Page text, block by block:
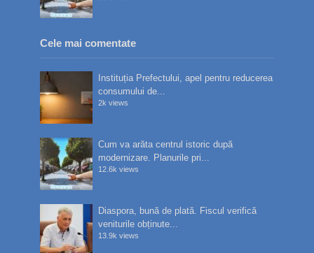
Cele mai comentate
Instituția Prefectului, apel pentru reducerea
consumului de...
2k views
Cum va arăta centrul istoric după
modernizare. Planurile pri...
12.6k views
Diaspora, bună de plată. Fiscul verifică
veniturile obținute...
13.9k views